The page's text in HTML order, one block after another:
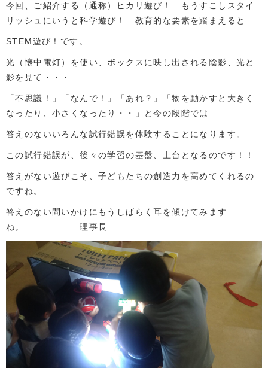
今回、ご紹介する（通称）ヒカリ遊び！ もうすこしスタイ
リッシュにいうと科学遊び！ 教育的な要素を踏まえると
STEM遊び！です。
光（懐中電灯）を使い、ボックスに映し出される陰影、光と
影を見て・・・
「不思議！」「なんで！」「あれ？」「物を動かすと大きく
なったり、小さくなったり・・」と今の段階では
答えのないいろんな試行錯誤を体験することになります。
この試行錯誤が、後々の学習の基盤、土台となるのです！！
答えがない遊びこそ、子どもたちの創造力を高めてくれるの
ですね。
答えのない問いかけにもうしばらく耳を傾けてみます
ね。 理事長